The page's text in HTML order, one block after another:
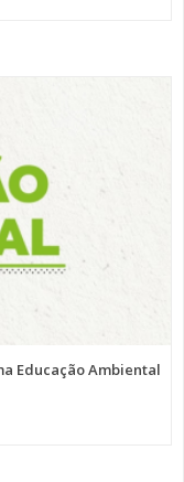
Educação Ambiental